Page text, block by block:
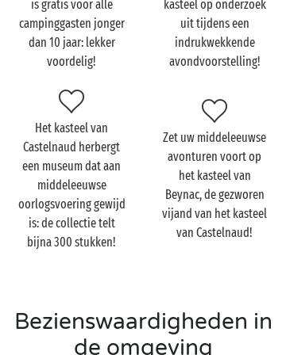
Zwemmen,sporten, middeleeuwse avonturen op het
kasteel van Castelnaud … U houdt beslist prachtige
herinneringen over aan uw campingverblijf!
Bezoek het kasteel van
Castelnaud met de hele
familie
Het zal niemand verbazen dat het kasteel van
Castelnaud één van de populairste trekpleisters van
de Périgord is: dankzij de reconstructies,
animatieactiviteiten en museumstukken ziet uw
reizen?
Het kasteel van Castelnaud is het hele jaar door open
is gratis voor alle
campinggasten jonger
dan 10 jaar: lekker
voordelig!
kasteel op onderzoek
uit tijdens een
indrukwekkende
avondvoorstelling!
Het kasteel van
Castelnaud herbergt
een museum dat aan
middeleeuwse
oorlogsvoering gewijd
is: de collectie telt
bijna 300 stukken!
Zet uw middeleeuwse
avonturen voort op
het kasteel van
Beynac, de gezworen
vijand van het kasteel
van Castelnaud!
Bezienswaardigheden in
de omgeving